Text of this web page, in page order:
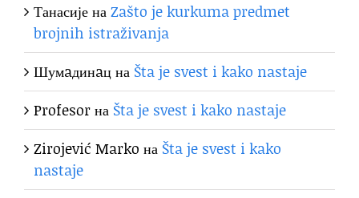
ТанасијенаZašto je kurkuma predmet
brojnih istraživanja
Шумaдинaцна Šta je svest i kako nastaje
Profesorна Šta je svest i kako nastaje
Zirojević Marko на Šta je svest i kako
nastaje